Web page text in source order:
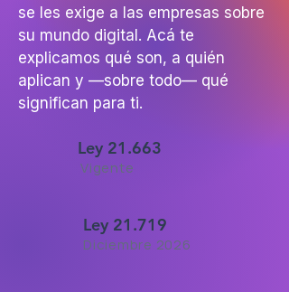
se les exige a las empresas sobre
su mundo digital. Acá te
explicamos qué son, a quién
aplican y —sobre todo— qué
significan para ti.
Ley 21.663
Vigente
Ley 21.719
Diciembre 2026